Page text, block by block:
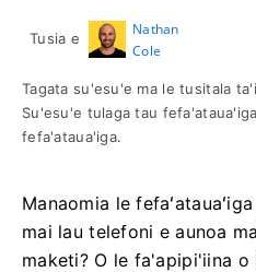
Tusia e
Nathan
Cole
Tagata su'esu'e ma le tusitala
Su'esu'e tulaga tau
fefa'ataua'iga.
Manaomia le
mai lau telefoni e aunoa
maketi? O le fa'apipi'iina